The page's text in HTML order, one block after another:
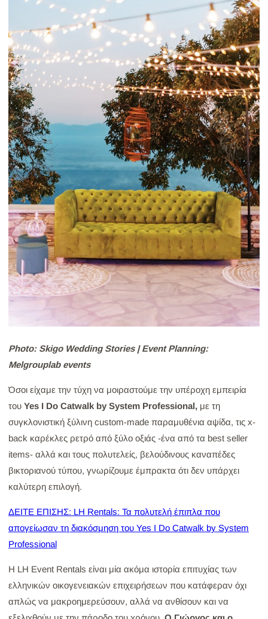
Photo: Skigo Wedding Stories | Event Planning:
Melgrouplab events
Όσοι είχαμε την τύχη να μοιραστούμε την υπέροχη εμπειρία
του Yes I Do Catwalk by System Professional, με τη
συγκλονιστική ξύλινη custom-made παραμυθένια αψίδα, τις x-
back καρέκλες ρετρό από ξύλο οξιάς -ένα από τα best seller
items- αλλά και τους πολυτελείς, βελούδινους καναπέδες
βικτοριανού τύπου, γνωρίζουμε έμπρακτα ότι δεν υπάρχει
καλύτερη επιλογή.
ΔΕΙΤΕ ΕΠΙΣΗΣ: LH Rentals: Τα πολυτελή έπιπλα που
απογείωσαν τη διακόσμηση του Yes I Do Catwalk by System
Professional
Η LH Event Rentals είναι μία ακόμα ιστορία επιτυχίας των
ελληνικών οικογενειακών επιχειρήσεων που κατάφεραν όχι
απλώς να μακροημερεύσουν, αλλά να ανθίσουν και να